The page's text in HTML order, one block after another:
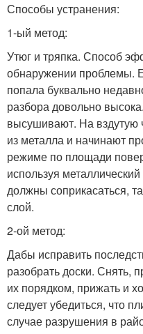
Способы устранения:
1-ый метод:
Утюг и тряпка. Способ
обнаружении проблемы.
попала буквально
разбора довольно
высушивают. На вздутую
из металла и начинают
режиме по площади
используя
должны соприкасаться,
слой.
2-ой метод:
Дабы исправить
разобрать доски. Снять,
их порядком, прижать и
следует убедиться, что
случае разрушения в